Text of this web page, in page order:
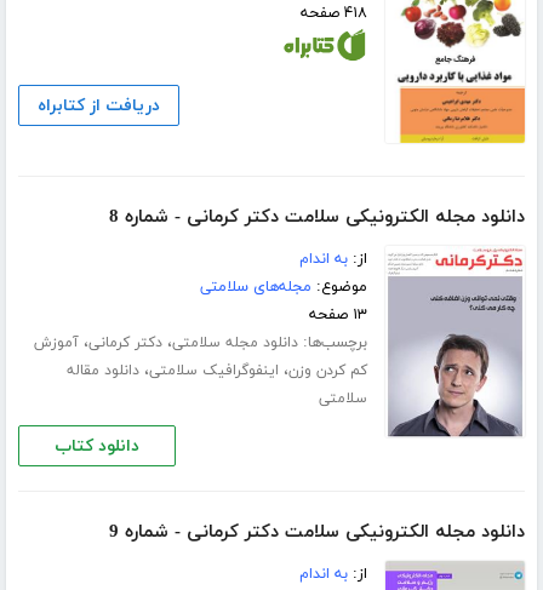
۴۱۸ صفحه
دریافت از کتابراه
دانلود مجله الکترونیکی سلامت دکتر کرمانی - شماره 8
از:به اندام
موضوع: مجله‌های سلامتی
۱۳ صفحه
برچسب‌ها:دانلود مجله سلامتی،دکتر کرمانی،آموزش
کم کردن وزن، اینفوگرافیک سلامتی،دانلود مقاله
سلامتی
دانلود کتاب
دانلود مجله الکترونیکی سلامت دکتر کرمانی - شماره 9
از:به اندام